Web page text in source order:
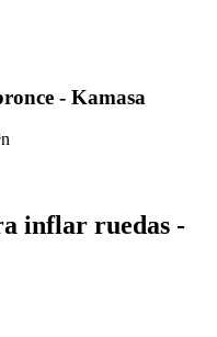
- Kamasa
inflar ruedas -